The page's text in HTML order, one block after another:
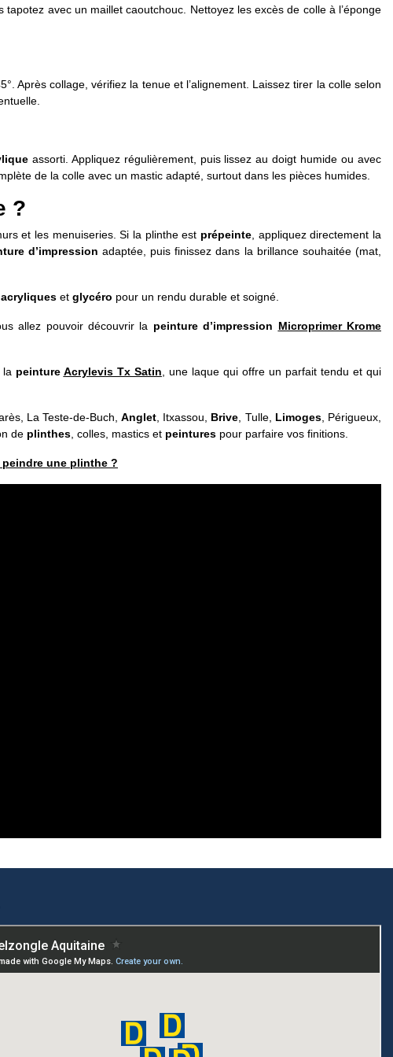
avec un maillet caoutchouc. Nettoyez les excès de colle à l’éponge
Après collage, vérifiez la tenue et l’alignement. Laissez tirer la colle selon
assorti. Appliquez régulièrement, puis lissez au doigt humide ou avec
de la colle avec un mastic adapté, surtout dans les pièces humides.
?
et les menuiseries. Si la plinthe est prépeinte , appliquez directement la
d’impression adaptée, puis finissez dans la brillance souhaitée (mat,
et glycéro pour un rendu durable et soigné.
allez pouvoir découvrir la peinture d’impression Microprimer Krome
la peinture Acrylevis Tx Satin , une laque qui offre un parfait tendu et qui
La Teste-de-Buch,Anglet , Itxassou, Brive , Tulle, Limoges, Périgueux,
de plinthes , colles, mastics et peintures pour parfaire vos finitions.
peindre une plinthe ?